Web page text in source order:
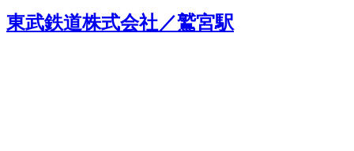
東武鉄道株式会社／鷲宮駅